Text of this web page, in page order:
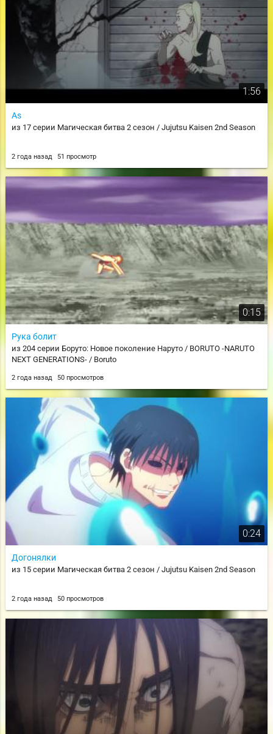
1:56
As
из 17 серии Магическая битва 2 сезон / Jujutsu Kaisen 2nd Season
2 года назад 51 просмотр
0:15
Рука болит
из 204 серии Боруто: Новое поколение Наруто / BORUTO -NARUTO
NEXT GENERATIONS- / Boruto
2 года назад 50 просмотров
0:24
Догонялки
из 15 серии Магическая битва 2 сезон / Jujutsu Kaisen 2nd Season
2 года назад 50 просмотров